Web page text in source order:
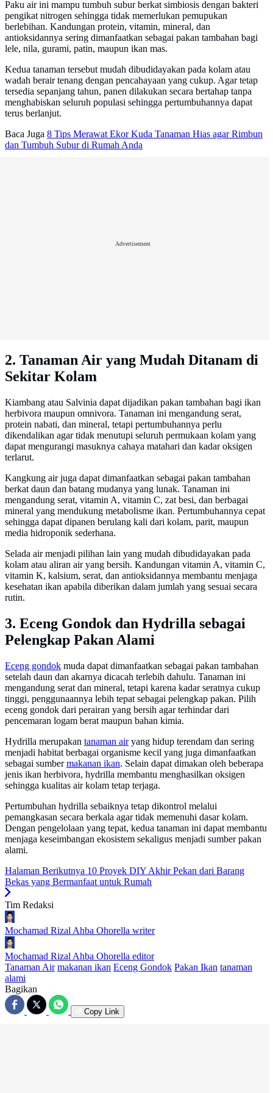
Paku air ini mampu tumbuh subur berkat simbiosis dengan bakteri
pengikat nitrogen sehingga tidak memerlukan pemupukan
berlebihan. Kandungan protein, vitamin, mineral, dan
antioksidannya sering dimanfaatkan sebagai pakan tambahan bagi
lele, nila, gurami, patin, maupun ikan mas.
Kedua tanaman tersebut mudah dibudidayakan pada kolam atau
wadah berair tenang dengan pencahayaan yang cukup. Agar tetap
tersedia sepanjang tahun, panen dilakukan secara bertahap tanpa
menghabiskan seluruh populasi sehingga pertumbuhannya dapat
terus berlanjut.
Baca Juga 8 Tips Merawat Ekor Kuda Tanaman Hias agar Rimbun
dan Tumbuh Subur di Rumah Anda
Advertisement
2. Tanaman Air yang Mudah Ditanam di
Sekitar Kolam
Kiambang atau Salvinia dapat dijadikan pakan tambahan bagi ikan
herbivora maupun omnivora. Tanaman ini mengandung serat,
protein nabati, dan mineral, tetapi pertumbuhannya perlu
dikendalikan agar tidak menutupi seluruh permukaan kolam yang
dapat mengurangi masuknya cahaya matahari dan kadar oksigen
terlarut.
Kangkung air juga dapat dimanfaatkan sebagai pakan tambahan
berkat daun dan batang mudanya yang lunak. Tanaman ini
mengandung serat, vitamin A, vitamin C, zat besi, dan berbagai
mineral yang mendukung metabolisme ikan. Pertumbuhannya cepat
sehingga dapat dipanen berulang kali dari kolam, parit, maupun
media hidroponik sederhana.
Selada air menjadi pilihan lain yang mudah dibudidayakan pada
kolam atau aliran air yang bersih. Kandungan vitamin A, vitamin C,
vitamin K, kalsium, serat, dan antioksidannya membantu menjaga
kesehatan ikan apabila diberikan dalam jumlah yang sesuai secara
rutin.
3. Eceng Gondok dan Hydrilla sebagai
Pelengkap Pakan Alami
Eceng gondok muda dapat dimanfaatkan sebagai pakan tambahan
setelah daun dan akarnya dicacah terlebih dahulu. Tanaman ini
mengandung serat dan mineral, tetapi karena kadar seratnya cukup
tinggi, penggunaannya lebih tepat sebagai pelengkap pakan. Pilih
eceng gondok dari perairan yang bersih agar terhindar dari
pencemaran logam berat maupun bahan kimia.
Hydrilla merupakan tanaman airyang hidup terendam dan sering
menjadi habitat berbagai organisme kecil yang juga dimanfaatkan
sebagai sumbermakanan ikan. Selain dapat dimakan oleh beberapa
jenis ikan herbivora, hydrilla membantu menghasilkan oksigen
sehingga kualitas air kolam tetap terjaga.
Pertumbuhan hydrilla sebaiknya tetap dikontrol melalui
pemangkasan secara berkala agar tidak memenuhi dasar kolam.
Dengan pengelolaan yang tepat, kedua tanaman ini dapat membantu
menjaga keseimbangan ekosistem sekaligus menjadi sumber pakan
alami.
Halaman Berikutnya 10 Proyek DIY Akhir Pekan dari Barang
Bekas yang Bermanfaat untuk Rumah
Tim Redaksi
Mochamad Rizal Ahba Ohorella writer
Mochamad Rizal Ahba Ohorella editor
Tanaman Air makanan ikan Eceng Gondok Pakan Ikan tanaman
alami
Bagikan
Copy Link